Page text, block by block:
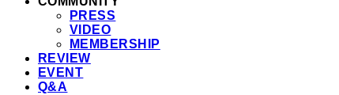
PRESS
VIDEO
MEMBERSHIP
REVIEW
EVENT
Q&A